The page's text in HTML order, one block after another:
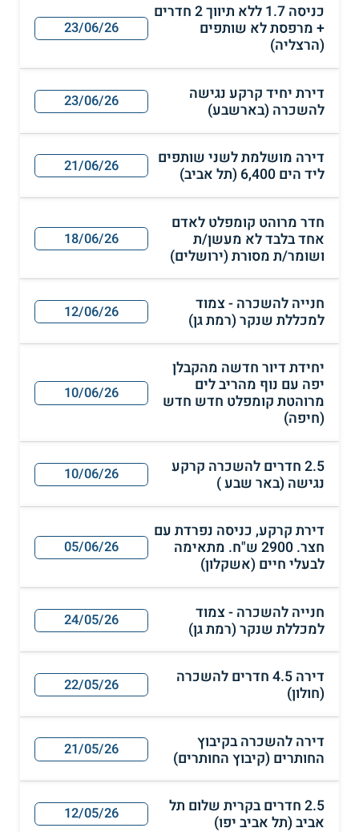
כניסה 1.7 ללא תיווך 2 חדרים
+ מרפסת לא שותפים
(הרצליה)
23/06/26
דירת יחיד קרקע נגישה
להשכרה (בארשבע)
23/06/26
דירה מושלמת לשני שותפים
ליד הים 6,400 (תל אביב)
21/06/26
חדר מרוהט קומפלט לאדם
אחד בלבד לא מעשן/ת
ושומר/ת מסורת (ירושלים)
18/06/26
חנייה להשכרה - צמוד
למכללת שנקר (רמת גן)
12/06/26
יחידת דיור חדשה מהקבלן
יפה עם נוף מהריב לים
מרוהטת קומפלט חדש חדש
(חיפה)
10/06/26
2.5 חדרים להשכרה קרקע
נגישה (באר שבע )
10/06/26
דירת קרקע, כניסה נפרדת עם
חצר. 2900 ש"ח. מתאימה
לבעלי חיים (אשקלון)
05/06/26
חנייה להשכרה - צמוד
למכללת שנקר (רמת גן)
24/05/26
דירה 4.5 חדרים להשכרה
(חולון)
22/05/26
דירה להשכרה בקיבוץ
החותרים (קיבוץ החותרים)
21/05/26
2.5 חדרים בקרית שלום תל
אביב (תל אביב יפו)
12/05/26